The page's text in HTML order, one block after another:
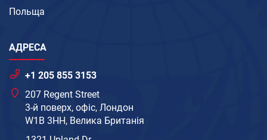
Польща
АДРЕСА
+1 205 855 3153
207 Regent Street
3-й поверх, офіс, Лондон
W1B 3HH, Велика Британія